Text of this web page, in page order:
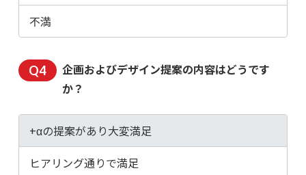
不満
企画およびデザイン提案の内容はどうです
か？
+αの提案があり大変満足
ヒアリング通りで満足